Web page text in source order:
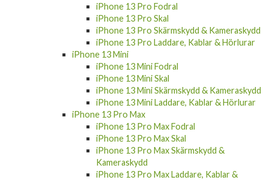
iPhone 13 Pro Fodral
iPhone 13 Pro Skal
iPhone 13 Pro Skärmskydd & Kameraskydd
iPhone 13 Pro Laddare, Kablar & Hörlurar
iPhone 13 Mini
iPhone 13 Mini Fodral
iPhone 13 Mini Skal
iPhone 13 Mini Skärmskydd & Kameraskydd
iPhone 13 Mini Laddare, Kablar & Hörlurar
iPhone 13 Pro Max
iPhone 13 Pro Max Fodral
iPhone 13 Pro Max Skal
iPhone 13 Pro Max Skärmskydd &
Kameraskydd
iPhone 13 Pro Max Laddare, Kablar &